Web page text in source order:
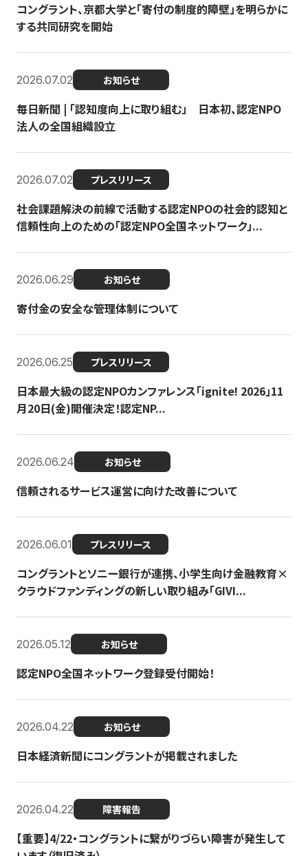
コングラント、京都大学と「寄付の制度的障壁」を明らかに
する共同研究を開始
2026.07.02 お知らせ
毎日新聞 | 「認知度向上に取り組む」 日本初、認定NPO
法人の全国組織設立
2026.07.02 プレスリリース
社会課題解決の前線で活動する認定NPOの社会的認知と
信頼性向上のための「認定NPO全国ネットワーク」...
2026.06.29 お知らせ
寄付金の安全な管理体制について
2026.06.25 プレスリリース
日本最大級の認定NPOカンファレンス「ignite! 2026」11
月20日(金)開催決定！認定NP...
2026.06.24 お知らせ
信頼されるサービス運営に向けた改善について
2026.06.01 プレスリリース
コングラントとソニー銀行が連携、小学生向け金融教育×
クラウドファンディングの新しい取り組み「GIVI...
2026.05.12 お知らせ
認定NPO全国ネットワーク登録受付開始！
2026.04.22 お知らせ
日本経済新聞にコングラントが掲載されました
2026.04.22 障害報告
【重要】4/22・コングラントに繋がりづらい障害が発生して